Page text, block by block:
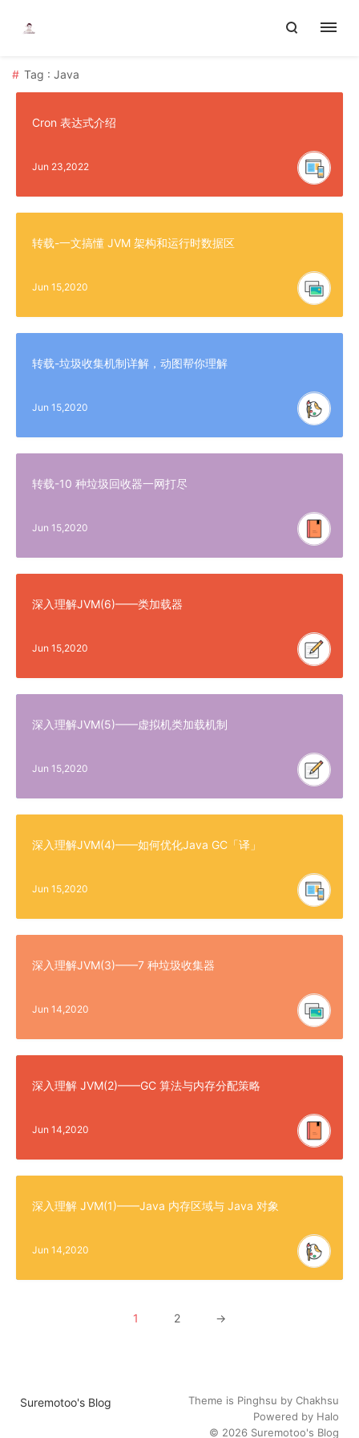
Tag : Java
Cron 表达式介绍
Jun 23,2022
转载-一文搞懂 JVM 架构和运行时数据区
Jun 15,2020
转载-垃圾收集机制详解，动图帮你理解
Jun 15,2020
转载-10 种垃圾回收器一网打尽
Jun 15,2020
深入理解JVM(6)——类加载器
Jun 15,2020
深入理解JVM(5)——虚拟机类加载机制
Jun 15,2020
深入理解JVM(4)——如何优化Java GC「译」
Jun 15,2020
深入理解JVM(3)——7 种垃圾收集器
Jun 14,2020
深入理解 JVM(2)——GC 算法与内存分配策略
Jun 14,2020
深入理解 JVM(1)——Java 内存区域与 Java 对象
Jun 14,2020
1 2 →
Suremotoo's Blog Theme is Pinghsu by Chakhsu
Powered by Halo
© 2026 Suremotoo's Blog